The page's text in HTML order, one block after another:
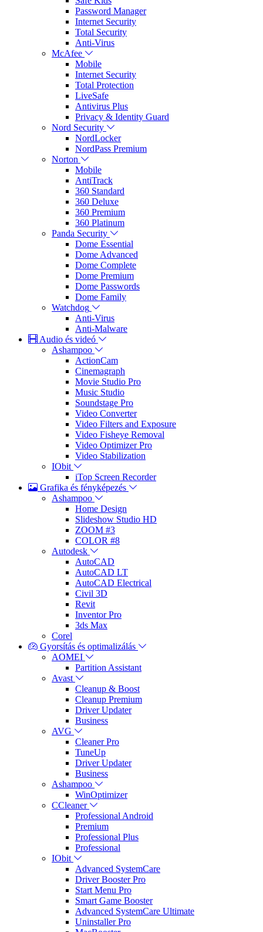
Password Manager
Internet Security
Total Security
Anti-Virus
McAfee
Mobile
Internet Security
Total Protection
LiveSafe
Antivirus Plus
Privacy & Identity Guard
Nord Security
NordLocker
NordPass Premium
Norton
Mobile
AntiTrack
360 Standard
360 Deluxe
360 Premium
360 Platinum
Panda Security
Dome Essential
Dome Advanced
Dome Complete
Dome Premium
Dome Passwords
Dome Family
Watchdog
Anti-Virus
Anti-Malware
Audio és videó
Ashampoo
ActionCam
Cinemagraph
Movie Studio Pro
Music Studio
Soundstage Pro
Video Converter
Video Filters and Exposure
Video Fisheye Removal
Video Optimizer Pro
Video Stabilization
IObit
iTop Screen Recorder
Grafika és fényképezés
Ashampoo
Home Design
Slideshow Studio HD
ZOOM #3
COLOR #8
Autodesk
AutoCAD
AutoCAD LT
AutoCAD Electrical
Civil 3D
Revit
Inventor Pro
3ds Max
Corel
Gyorsítás és optimalizálás
AOMEI
Partition Assistant
Avast
Cleanup & Boost
Cleanup Premium
Driver Updater
Business
AVG
Cleaner Pro
TuneUp
Driver Updater
Business
Ashampoo
WinOptimizer
CCleaner
Professional Android
Premium
Professional Plus
Professional
IObit
Advanced SystemCare
Driver Booster Pro
Start Menu Pro
Smart Game Booster
Advanced SystemCare Ultimate
Uninstaller Pro